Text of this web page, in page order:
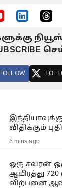
FOLLOW
இந்தியாவுக்கு
விதிக்கும்
6 mins ago
ஒரு சவரன்
ஆயிரத்து 720
விற்பனை